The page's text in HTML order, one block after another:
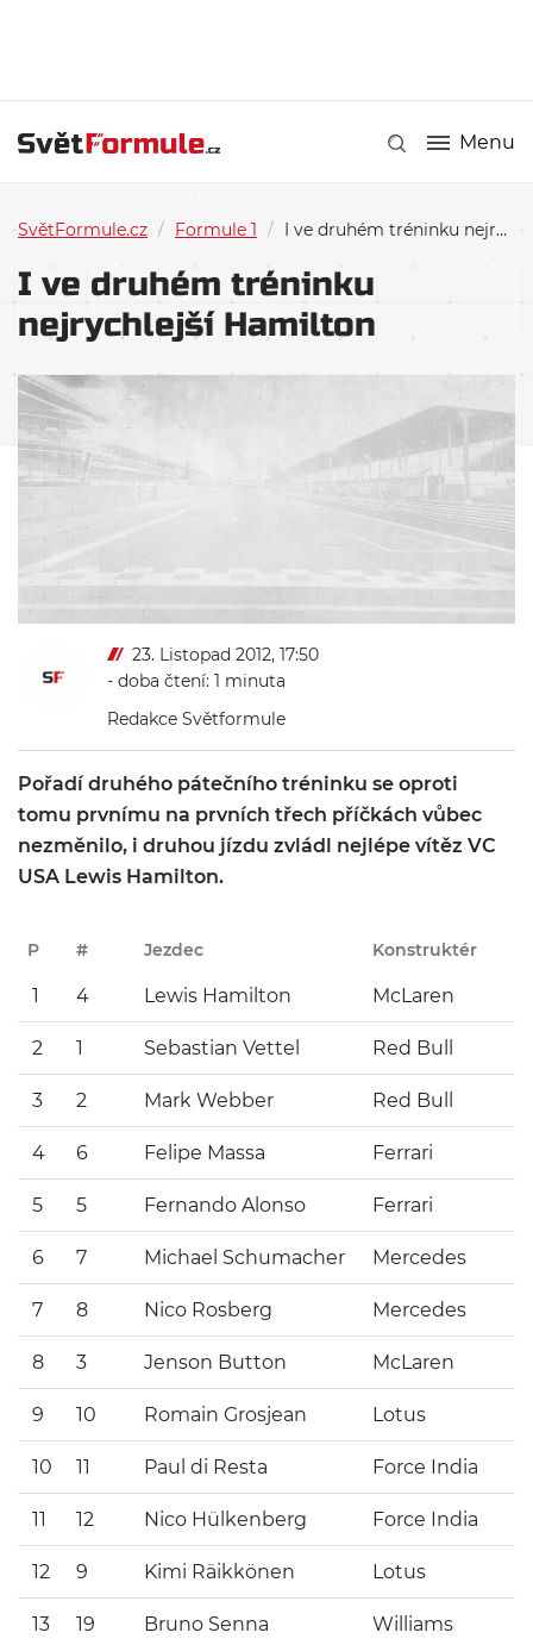
Menu
SvětFormule.cz / Formule 1 / I ve druhém tréninku nejrychlejší Hamilton
I ve druhém tréninku
nejrychlejší Hamilton
23. Listopad 2012, 17:50
- doba čtení: 1 minuta
Redakce Světformule
Pořadí druhého pátečního tréninku se oproti
tomu prvnímu na prvních třech příčkách vůbec
nezměnilo, i druhou jízdu zvládl nejlépe vítěz VC
USA Lewis Hamilton.
P # Jezdec Konstruktér
1 4 Lewis Hamilton McLaren
2 1 Sebastian Vettel Red Bull
3 2 Mark Webber Red Bull
4 6 Felipe Massa Ferrari
5 5 Fernando Alonso Ferrari
6 7 Michael Schumacher Mercedes
7 8 Nico Rosberg Mercedes
8 3 Jenson Button McLaren
9 10 Romain Grosjean Lotus
10 11 Paul di Resta Force India
11 12 Nico Hülkenberg Force India
12 9 Kimi Räikkönen Lotus
13 19 Bruno Senna Williams